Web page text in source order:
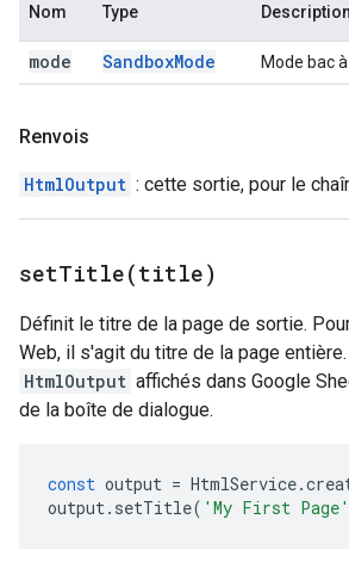
Nom Type Description
mode SandboxMode Mode bac
Renvois
HtmlOutput : cette sortie, pour le
setTitle(title)
Définit le titre de la page de sortie.
Web, il s'agit du titre de la page
HtmlOutput affichés dans Google
de la boîte de dialogue.
const output = HtmlService.
output. setTitle( 'My First Page'